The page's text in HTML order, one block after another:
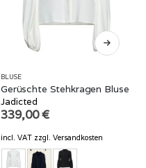
BLUSE
Gerüschte Stehkragen Bluse
Jadicted
339,00€
incl. VAT zzgl. Versandkosten